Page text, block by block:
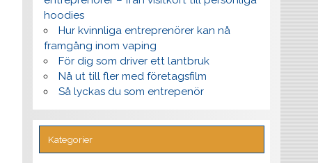
hoodies
Hur kvinnliga entreprenörer kan nå
framgång inom vaping
För dig som driver ett lantbruk
Nå ut till fler med företagsfilm
Så lyckas du som entrepenör
Kategorier